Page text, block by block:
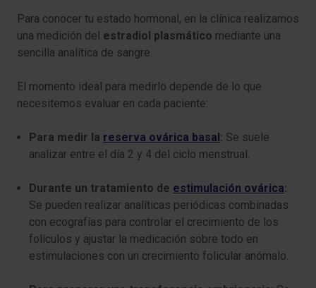
Para conocer tu estado hormonal, en la clínica realizamos
una medición del estradiol plasmático mediante una
sencilla analítica de sangre.
El momento ideal para medirlo depende de lo que
necesitemos evaluar en cada paciente:
Para medir la reserva ovárica basal : Se suele
analizar entre el día 2 y 4 del ciclo menstrual.
Durante un tratamiento de estimulación ovárica:
Se pueden realizar analíticas periódicas combinadas
con ecografías para controlar el crecimiento de los
folículos y ajustar la medicación sobre todo en
estimulaciones con un crecimiento folicular anómalo.